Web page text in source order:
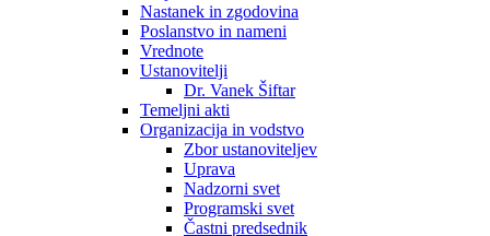
Nastanek in zgodovina
Poslanstvo in nameni
Vrednote
Ustanovitelji
Dr. Vanek Šiftar
Temeljni akti
Organizacija in vodstvo
Zbor ustanoviteljev
Uprava
Nadzorni svet
Programski svet
Častni predsednik